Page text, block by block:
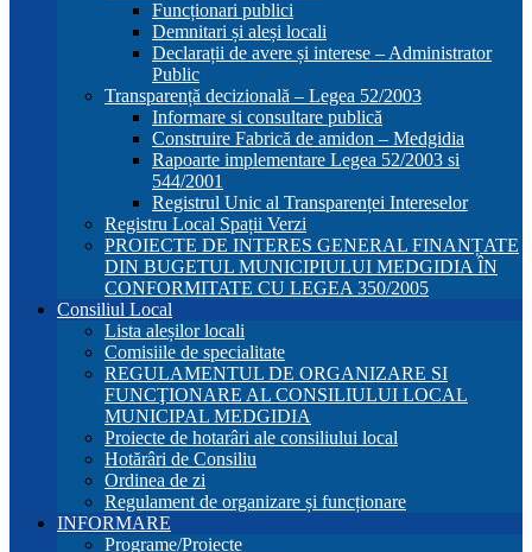
Funcționari publici
Demnitari și aleși locali
Declarații de avere și interese – Administrator
Public
Transparență decizională – Legea 52/2003
Informare si consultare publică
Construire Fabrică de amidon – Medgidia
Rapoarte implementare Legea 52/2003 si
544/2001
Registrul Unic al Transparenței Intereselor
Registru Local Spații Verzi
PROIECTE DE INTERES GENERAL FINANȚATE
DIN BUGETUL MUNICIPIULUI MEDGIDIA ÎN
CONFORMITATE CU LEGEA 350/2005
Consiliul Local
Lista aleșilor locali
Comisiile de specialitate
REGULAMENTUL DE ORGANIZARE SI
FUNCŢIONARE AL CONSILIULUI LOCAL
MUNICIPAL MEDGIDIA
Proiecte de hotarâri ale consiliului local
Hotărâri de Consiliu
Ordinea de zi
Regulament de organizare și funcționare
INFORMARE
Programe/Proiecte